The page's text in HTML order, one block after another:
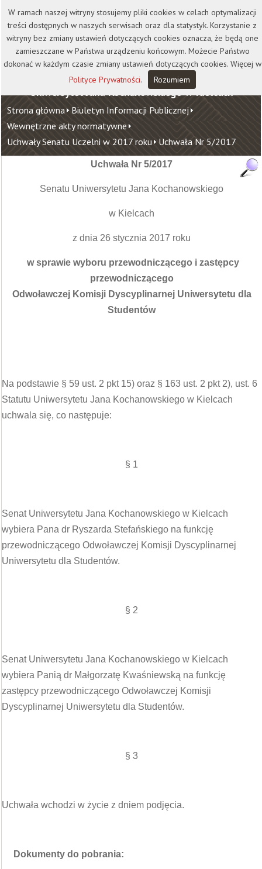
Kontakt Biblioteka
Wydawnictwo
Wirtualna Uczelnia
Uniwersytet Jana Kochanowskiego w Kielcach
Strona główna Biuletyn Informacji Publicznej
Wewnętrzne akty normatywne
Uchwały Senatu Uczelni w 2017 roku Uchwała Nr 5/2017
Uchwała Nr 5/2017
Senatu Uniwersytetu Jana Kochanowskiego
w Kielcach
z dnia 26 stycznia 2017 roku
w sprawie wyboru przewodniczącego i zastępcy
przewodniczącego
Odwoławczej Komisji Dyscyplinarnej Uniwersytetu dla
Studentów
Na podstawie § 59 ust. 2 pkt 15) oraz § 163 ust. 2 pkt 2), ust. 6
Statutu Uniwersytetu Jana Kochanowskiego w Kielcach
uchwala się, co następuje:
§ 1
Senat Uniwersytetu Jana Kochanowskiego w Kielcach
wybiera Pana dr Ryszarda Stefańskiego na funkcję
przewodniczącego Odwoławczej Komisji Dyscyplinarnej
Uniwersytetu dla Studentów.
§ 2
Senat Uniwersytetu Jana Kochanowskiego w Kielcach
wybiera Panią dr Małgorzatę Kwaśniewską na funkcję
zastępcy przewodniczącego Odwoławczej Komisji
Dyscyplinarnej Uniwersytetu dla Studentów.
§ 3
Uchwała wchodzi w życie z dniem podjęcia.
Dokumenty do pobrania:
W ramach naszej witryny stosujemy pliki cookies w celach optymalizacji
treści dostępnych w naszych serwisach oraz dla statystyk. Korzystanie z
witryny bez zmiany ustawień dotyczących cookies oznacza, że będą one
zamieszczane w Państwa urządzeniu końcowym. Możecie Państwo
dokonać w każdym czasie zmiany ustawień dotyczących cookies. Więcej w
Polityce Prywatności. Rozumiem